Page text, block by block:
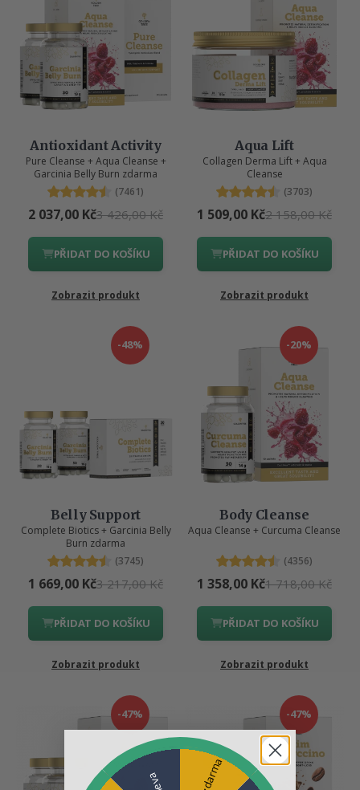
Antioxidant Activity
Pure Cleanse + Aqua Cleanse +
Garcinia Belly Burn zdarma
(7461)
2 037,00 Kč3 426,00 Kč
PŘIDAT DO KOŠÍKU
Zobrazit produkt
Aqua Lift
Collagen Derma Lift + Aqua
Cleanse
(3703)
1 509,00 Kč2 158,00 Kč
PŘIDAT DO KOŠÍKU
Zobrazit produkt
-48%
Belly Support
Complete Biotics + Garcinia Belly
Burn zdarma
(3745)
1 669,00 Kč3 217,00 Kč
PŘIDAT DO KOŠÍKU
Zobrazit produkt
-20%
Body Cleanse
Aqua Cleanse + Curcuma Cleanse
(4356)
1 358,00 Kč1 718,00 Kč
PŘIDAT DO KOŠÍKU
Zobrazit produkt
-47% -47%